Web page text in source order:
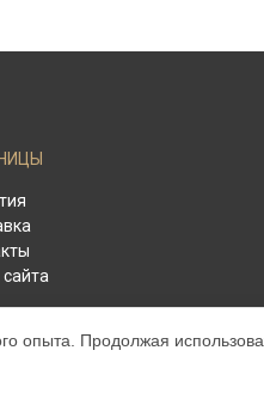
сайта
опыта. Продолжая